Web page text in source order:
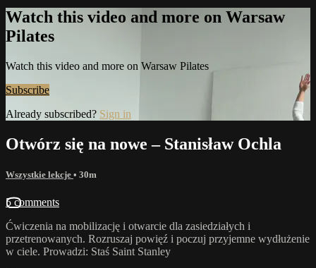
Watch this video and more on Warsaw
Pilates
Watch this video and more on Warsaw Pilates
Subscribe
Already subscribed? Sign in
Otwórz się na nowe – Stanisław Ochla
Wszystkie lekcje • 30m
5 comments
Ćwiczenia na mobilizację i otwarcie dla zasiedziałych i
przetrenowanych. Rozruszaj powięź i poczuj przyjemne wydłużenie
w ciele. Prowadzi: Staś Saint Stanley